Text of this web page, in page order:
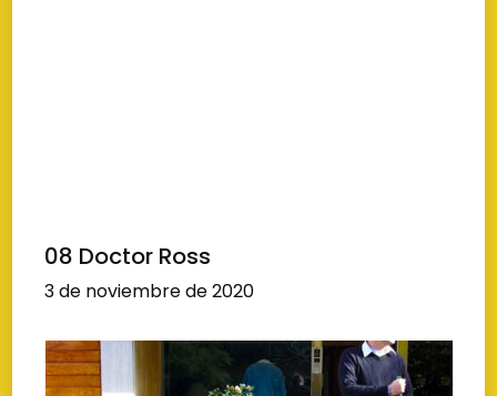
08 Doctor Ross
3 de noviembre de 2020